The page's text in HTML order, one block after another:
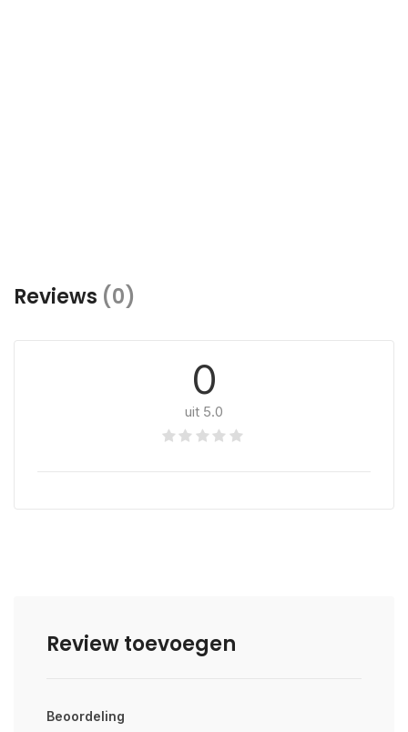
Reviews (0)
0
uit 5.0
Review toevoegen
Beoordeling